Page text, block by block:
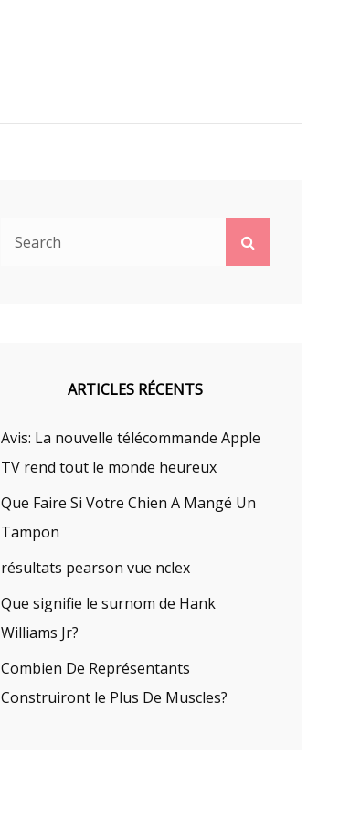
ARTICLES RÉCENTS
Avis: La nouvelle télécommande Apple
TV rend tout le monde heureux
Que Faire Si Votre Chien A Mangé Un
Tampon
résultats pearson vue nclex
Que signifie le surnom de Hank
Williams Jr?
Combien De Représentants
Construiront le Plus De Muscles?